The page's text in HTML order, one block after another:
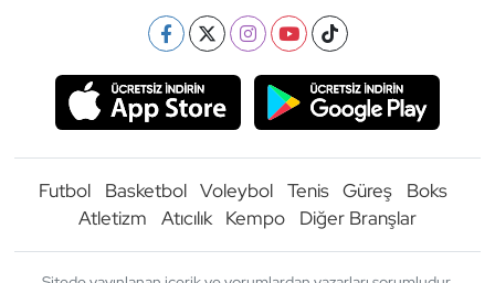
Futbol Basketbol Voleybol Tenis Güreş
Boks
Atletizm
Atıcılık Kempo Diğer Branşlar